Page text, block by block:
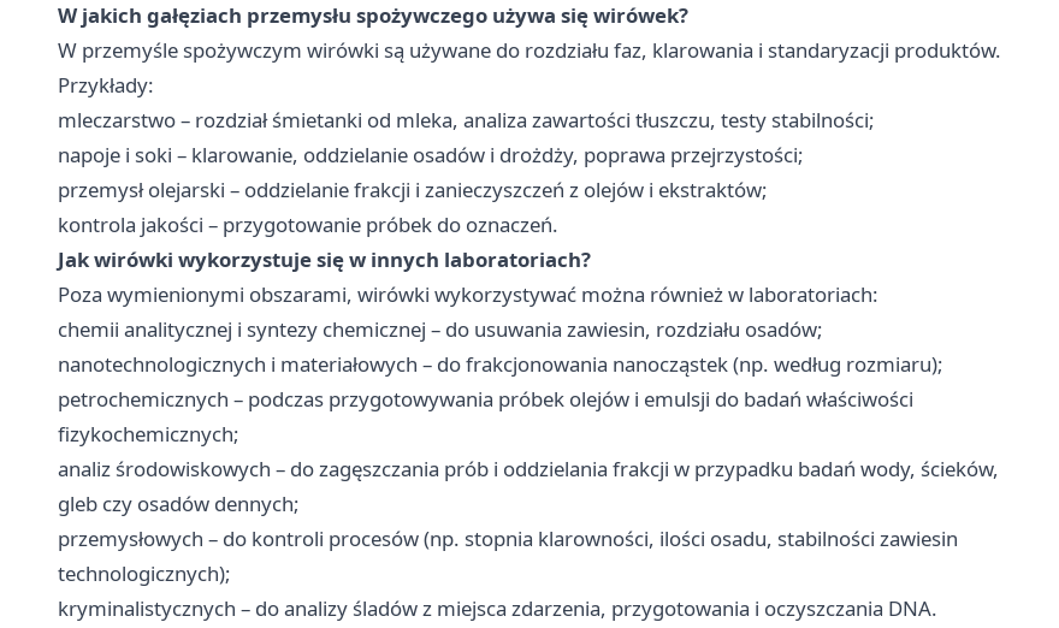
W jakich gałęziach przemysłu spożywczego używa się wirówek?
W przemyśle spożywczym wirówki są używane do rozdziału faz, klarowania i standaryzacji produktów.
Przykłady:
mleczarstwo – rozdział śmietanki od mleka, analiza zawartości tłuszczu, testy stabilności;
napoje i soki – klarowanie, oddzielanie osadów i drożdży, poprawa przejrzystości;
przemysł olejarski – oddzielanie frakcji i zanieczyszczeń z olejów i ekstraktów;
kontrola jakości – przygotowanie próbek do oznaczeń.
Jak wirówki wykorzystuje się w innych laboratoriach?
Poza wymienionymi obszarami, wirówki wykorzystywać można również w laboratoriach:
chemii analitycznej i syntezy chemicznej – do usuwania zawiesin, rozdziału osadów;
nanotechnologicznych i materiałowych – do frakcjonowania nanocząstek (np. według rozmiaru);
petrochemicznych – podczas przygotowywania próbek olejów i emulsji do badań właściwości
fizykochemicznych;
analiz środowiskowych – do zagęszczania prób i oddzielania frakcji w przypadku badań wody, ścieków,
gleb czy osadów dennych;
przemysłowych – do kontroli procesów (np. stopnia klarowności, ilości osadu, stabilności zawiesin
technologicznych);
kryminalistycznych – do analizy śladów z miejsca zdarzenia, przygotowania i oczyszczania DNA.